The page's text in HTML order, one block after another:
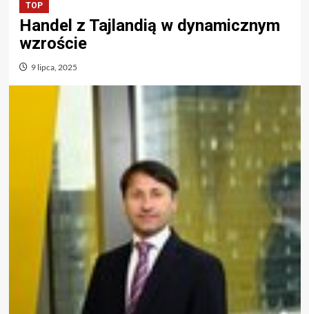
TOP
Handel z Tajlandią w dynamicznym
wzroście
9 lipca, 2025